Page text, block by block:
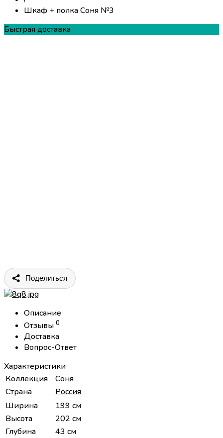
Шкаф + полка Соня №3
Быстрая доставка
Поделиться
Описание
Отзывы 0
Доставка
Вопрос-Ответ
Характеристики
Коллекция
Соня
Страна
Россия
Ширина
199 см
Высота
202 см
Глубина
43 см